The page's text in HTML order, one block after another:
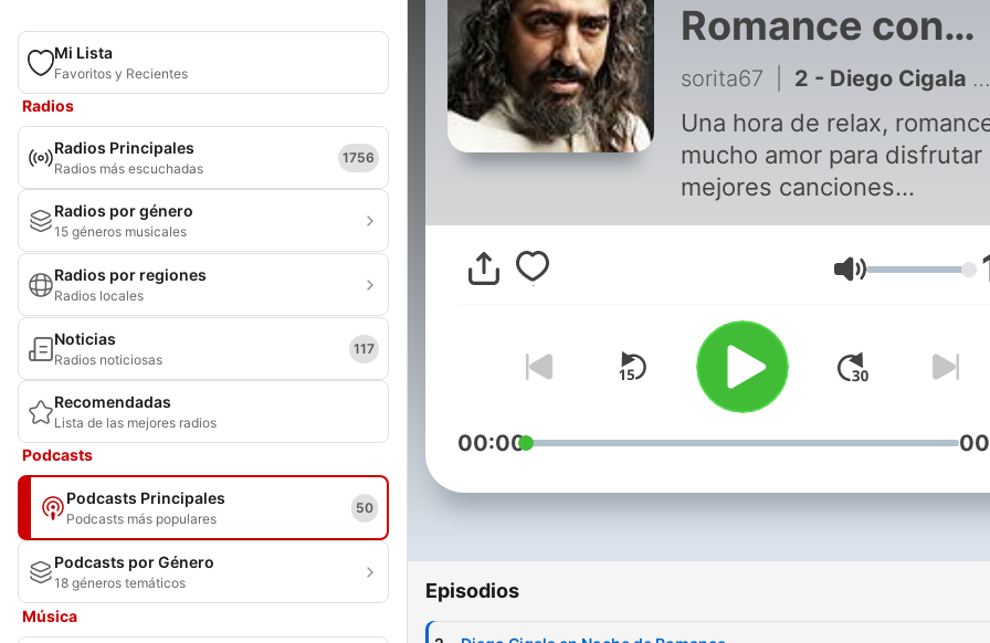
Mi Lista
Favoritos y Recientes
Radios
Radios Principales
Radios más escuchadas
1756
Radios por género
15 géneros musicales
Radios por regiones
Radios locales
Noticias
Radios noticiosas
117
Recomendadas
Lista de las mejores radios
Podcasts
Podcasts Principales
Podcasts más populares
50
Podcasts por Género
18 géneros temáticos
Música
Romance con
Diego "El Cigala"
sorita67 2 - Diego Cigala en Noche de Romance
Una hora de relax,
mucho amor para disfrutar
mejores canciones
interpretadas por este
excepcional "Diego El
Puedes disfrutar de este
programa y de música
romántica en
Soritaradio1.blogspot.com O
descarga nuestra aplicación
Soritaradio Somos
radio That is for you
Volumen
00:00
Episodios